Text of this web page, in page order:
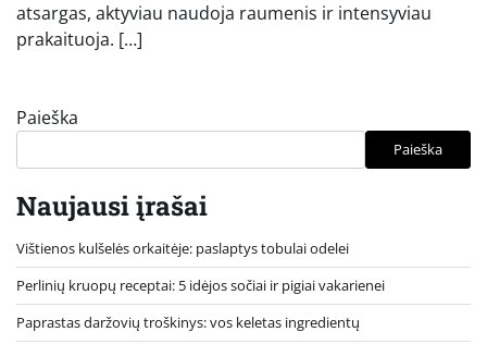
atsargas, aktyviau naudoja raumenis ir intensyviau
prakaituoja. […]
Paieška
Paieška
Naujausi įrašai
Vištienos kulšelės orkaitėje: paslaptys tobulai odelei
Perlinių kruopų receptai: 5 idėjos sočiai ir pigiai vakarienei
Paprastas daržovių troškinys: vos keletas ingredientų